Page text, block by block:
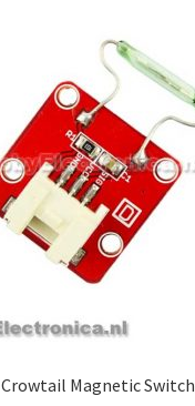
Crowtail Magnetic Switch